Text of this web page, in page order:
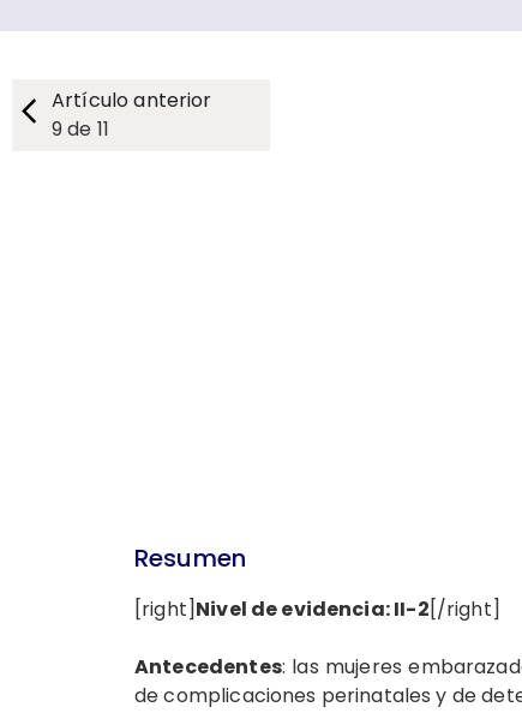
Artículo anterior
9de 11
Resumen
[right]Nivel de evidencia: II-2[/right]
Antecedentes: las mujeres
de complicaciones perinatales y de